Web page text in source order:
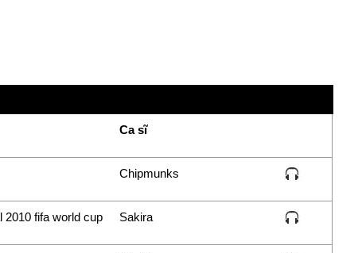
Ca sĩ
Chipmunks
2010 fifa world cup
Sakira